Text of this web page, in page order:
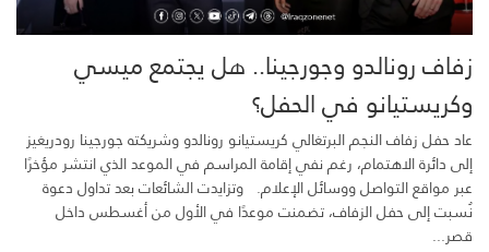
زفاف رونالدو وجورجينا.. هل يجتمع ميسي
وكريستيانو في الحفل؟
عاد حفل زفاف النجم البرتغالي كريستيانو رونالدو وشريكته جورجينا رودريغيز
إلى دائرة الاهتمام، رغم نفي إقامة المراسم في الموعد الذي انتشر مؤخرًا
عبر مواقع التواصل ووسائل الإعلام. وتزايدت الشائعات بعد تداول دعوة
نُسبت إلى حفل الزفاف، تضمنت موعدًا في الأول من أغسطس داخل
قصر...